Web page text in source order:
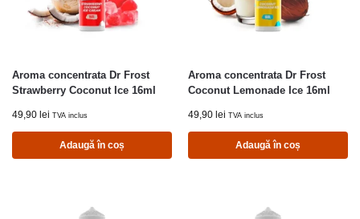
Aroma concentrata Dr Frost
Strawberry Coconut Ice 16ml
49,90 lei TVA inclus
Adaugă în coș
Aroma concentrata Dr Frost
Coconut Lemonade Ice 16ml
49,90 lei TVA inclus
Adaugă în coș